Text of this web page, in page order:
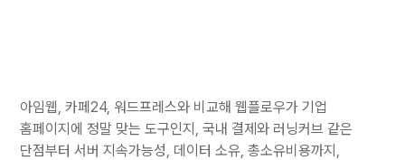
아임웹, 카페24, 워드프레스와 비교해 웹플로우가 기업
홈페이지에 정말 맞는 도구인지, 국내 결제와 러닝커브 같은
단점부터 서버 지속가능성, 데이터 소유, 총소유비용까지,